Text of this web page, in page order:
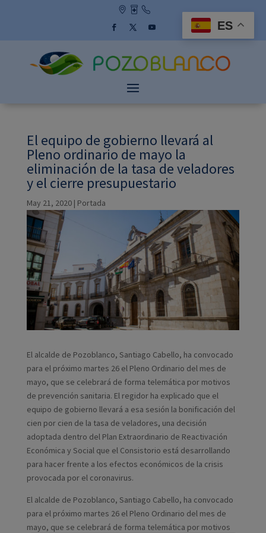
El equipo de gobierno llevará al
Pleno ordinario de mayo la
eliminación de la tasa de veladores
y el cierre presupuestario
May 21, 2020| Portada
El alcalde de Pozoblanco, Santiago Cabello, ha convocado
para el próximo martes 26 el Pleno Ordinario del mes de
mayo, que se celebrará de forma telemática por motivos
de prevención sanitaria. El regidor ha explicado que el
equipo de gobierno llevará a esa sesión la bonificación del
cien por cien de la tasa de veladores, una decisión
adoptada dentro del Plan Extraordinario de Reactivación
Económica y Social que el Consistorio está desarrollando
para hacer frente a los efectos económicos de la crisis
provocada por el coronavirus.
El alcalde de Pozoblanco, Santiago Cabello, ha convocado
para el próximo martes 26 el Pleno Ordinario del mes de
mayo, que se celebrará de forma telemática por motivos
ES